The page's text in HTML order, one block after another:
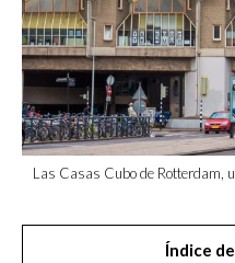
Las Casas Cubo de Rotterdam,
Índice